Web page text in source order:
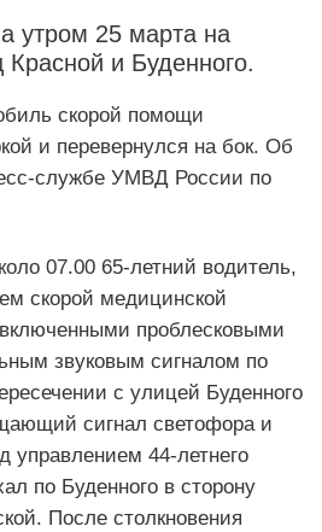
утром 25 марта на
Красной и Буденного.
скорой помощи
и перевернулся на бок. Об
службе УМВД России по
07.00 65-летний водитель,
скорой медицинской
проблесковыми
звуковым сигналом по
с улицей Буденного
сигнал светофора и
управлением 44-летнего
по Буденного в сторону
После столкновения